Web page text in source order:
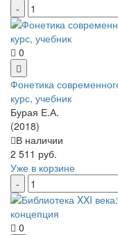
0
Фонетика
курс, учебник
Бурая Е.А.
(2018)
В наличии
2 511 руб.
Уже в корзине
0